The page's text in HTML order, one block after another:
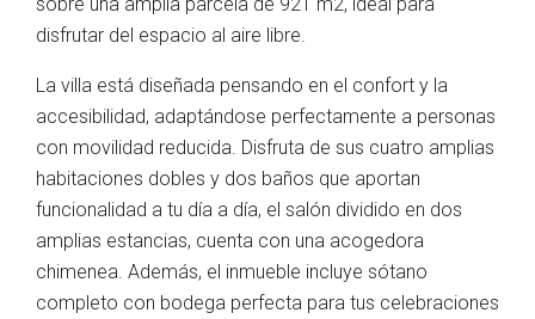
disfrutar del espacio al aire libre.
La villa está diseñada pensando en el confort y la
accesibilidad, adaptándose perfectamente a personas
con movilidad reducida. Disfruta de sus cuatro amplias
habitaciones dobles y dos baños que aportan
funcionalidad a tu día a día, el salón dividido en dos
amplias estancias, cuenta con una acogedora
chimenea. Además, el inmueble incluye sótano
completo con bodega perfecta para tus celebraciones